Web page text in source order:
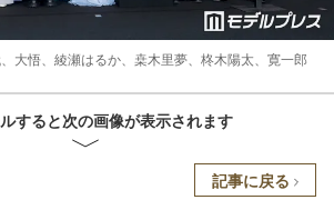
大悟、綾瀬はるか、桒木里夢、柊木陽太、寛一郎
すると次の画像が表示されます
記事に戻る